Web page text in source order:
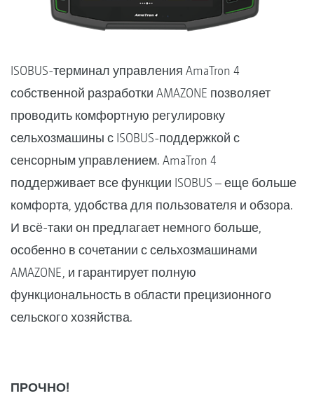
ISOBUS-терминал управления AmaTron 4
собственной разработки AMAZONE позволяет
проводить комфортную регулировку
сельхозмашины с ISOBUS-поддержкой с
сенсорным управлением. AmaTron 4
поддерживает все функции ISOBUS – еще больше
комфорта, удобства для пользователя и обзора.
И всё-таки он предлагает немного больше,
особенно в сочетании с сельхозмашинами
AMAZONE, и гарантирует полную
функциональность в области прецизионного
сельского хозяйства.
ПРОЧНО!